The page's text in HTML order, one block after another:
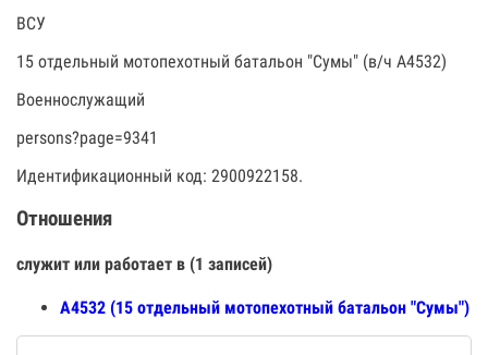
ВСУ
15 отдельный мотопехотный батальон "Сумы" (в/ч А4532)
Военнослужащий
persons?page=9341
Идентификационный код: 2900922158.
Отношения
служит или работает в (1 записей)
А4532 (15 отдельный мотопехотный батальон "Сумы")